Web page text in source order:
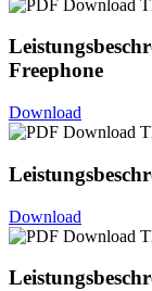
Freephone
Download
Download